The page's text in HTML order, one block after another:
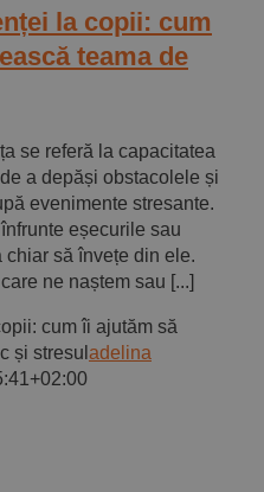
la copii: cum
teama de
se referă la capacitatea
a depăși obstacolele și
evenimente stresante.
eșecurile sau
să învețe din ele.
ne naștem sau [...]
cum îi ajutăm să
și stresul adelina